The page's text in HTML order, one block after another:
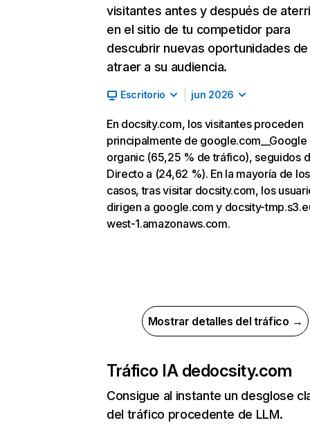
visitantes antes y después de
en el sitio de tu competidor para
descubrir nuevas oportunidades de
atraer a su audiencia.
Escritorio jun 2026
En docsity.com, los visitantes proceden
principalmente de google.com__Google
organic (65,25 % de tráfico), seguidos
Directo a (24,62 %). En la mayoría de los
casos, tras visitar docsity.com, los
dirigen a google.com y docsity-
west-1.amazonaws.com.
Mostrar detalles del tráfico →
Tráfico IA dedocsity.com
Consigue al instante un desglose
del tráfico procedente de LLM.